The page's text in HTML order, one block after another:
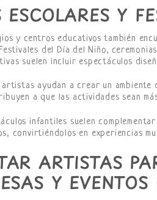
ESCOLARES Y
y centros educativos también
del Día del Niño,
suelen incluir espectáculos
artistas ayudan a crear un
a que las actividades sean
infantiles suelen
convirtiéndolos en experiencias
ARTISTAS
Y EVENTOS